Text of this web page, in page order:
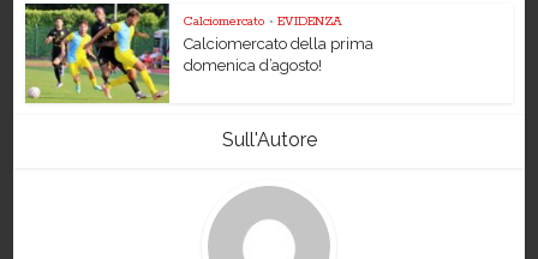
Calciomercato • EVIDENZA
Calciomercato della prima
domenica d’agosto!
Sull'Autore